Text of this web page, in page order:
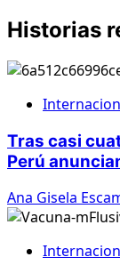
Historias
Tras casi
Perú
Ana Gisela